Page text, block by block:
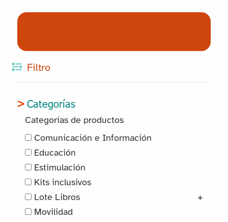
Filtro
Categorías
Categorías de productos
Comunicación e Información
Educación
Estimulación
Kits inclusivos
Lote Libros
+
Movilidad